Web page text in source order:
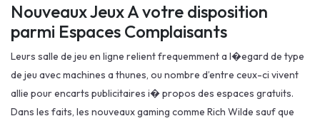
Nouveaux Jeux A votre disposition
parmi Espaces Complaisants
Leurs salle de jeu en ligne relient frequemment a l�egard de type
de jeu avec machines a thunes, ou nombre d’entre ceux-ci vivent
allie pour encarts publicitaires i� propos des espaces gratuits.
Dans les faits, les nouveaux gaming comme Rich Wilde sauf que